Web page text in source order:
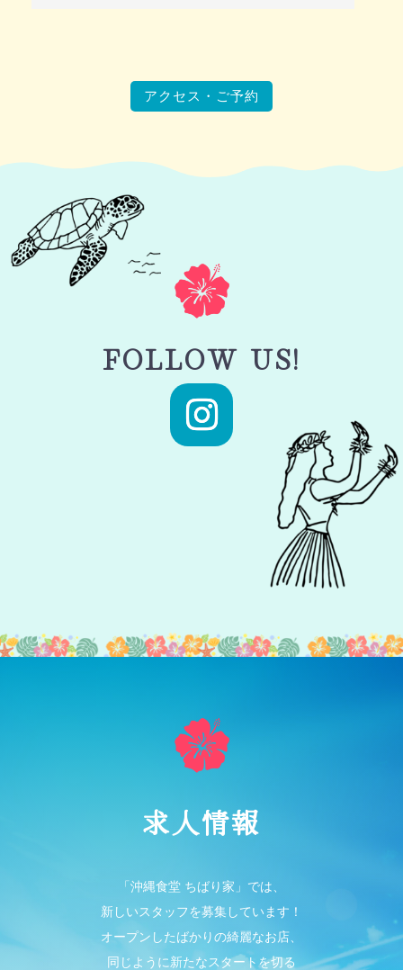
アクセス・ご予約
FOLLOW US!
求人情報
「沖縄食堂 ちばり家」では、
新しいスタッフを募集しています！
オープンしたばかりの綺麗なお店、
同じように新たなスタートを切る